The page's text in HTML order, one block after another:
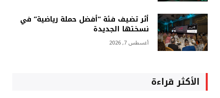
أثر تضيف فئة “أفضل حملة رياضية” في
نسختها الجديدة
أغسطس 7, 2026
الأكثر قراءة